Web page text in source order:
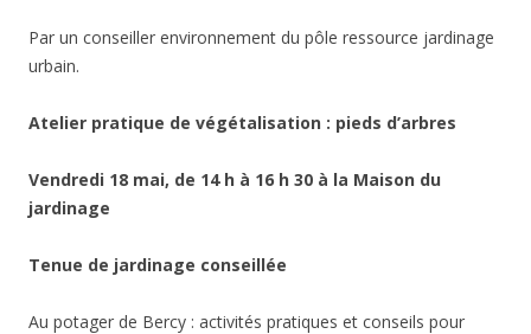
Par un conseiller environnement du pôle ressource jardinage
urbain.
Atelier pratique de végétalisation : pieds d’arbres
Vendredi 18 mai, de 14 h à 16 h 30 à la Maison du
jardinage
Tenue de jardinage conseillée
Au potager de Bercy : activités pratiques et conseils pour